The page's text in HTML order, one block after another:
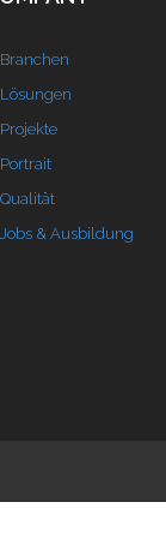
Branchen
Lösungen
Projekte
Portrait
Qualität
Jobs & Ausbildung